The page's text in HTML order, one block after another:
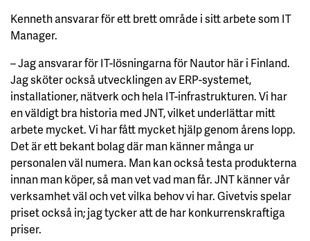
Kenneth ansvarar för ett brett område i sitt arbete som IT
Manager.
– Jag ansvarar för IT-lösningarna för Nautor här i Finland.
Jag sköter också utvecklingen av ERP-systemet,
installationer, nätverk och hela IT-infrastrukturen. Vi har
en väldigt bra historia med JNT, vilket underlättar mitt
arbete mycket. Vi har fått mycket hjälp genom årens lopp.
Det är ett bekant bolag där man känner många ur
personalen väl numera. Man kan också testa produkterna
innan man köper, så man vet vad man får. JNT känner vår
verksamhet väl och vet vilka behov vi har. Givetvis spelar
priset också in; jag tycker att de har konkurrenskraftiga
priser.